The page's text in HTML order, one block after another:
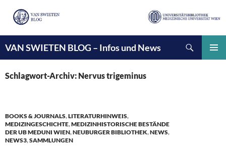
VAN SWIETEN BLOG – Infos und News
INHALT
SPRINGEN
Schlagwort-Archiv: Nervus trigeminus
BOOKS & JOURNALS,LITERATURHINWEIS,
MEDIZINGESCHICHTE,MEDIZINHISTORISCHE BESTÄNDE
DER UB MEDUNI WIEN,NEUBURGER BIBLIOTHEK,NEWS,
NEWS3,SAMMLUNGEN